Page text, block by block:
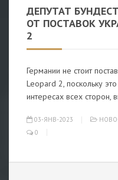
ДЕПУТАТ
ОТ ПОСТАВОК
2
Германии не стоит
Leopard 2, поскольку
интересах всех сторон,
03-ЯНВ-2023
0